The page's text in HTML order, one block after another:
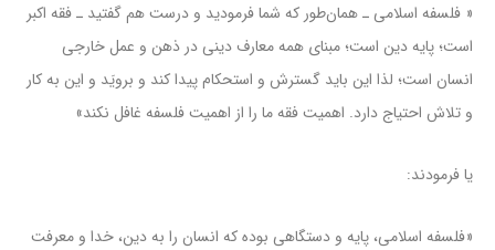
« فلسفه اسلامى ـ همان‌طور که شما فرمودید و درست هم گفتید ـ فقه اکبر
است؛ پایه‌ دین است؛ مبناى همه‌ معارف دینى در ذهن و عمل خارجى
انسان است؛ لذا این باید گسترش و استحکام پیدا کند و برویَد و این به کار
و تلاش احتیاج دارد. اهمیت فقه ما را از اهمیت فلسفه غافل نکند»
یا فرمودند:
«فلسفه اسلامى، پایه و دستگاهى بوده که انسان را به دین، خدا و معرفت